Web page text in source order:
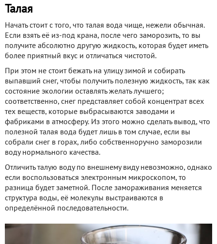
Талая
Начать стоит с того, что талая вода чище, нежели обычная.
Если взять её из-под крана, после чего заморозить, то вы
получите абсолютно другую жидкость, которая будет иметь
более приятный вкус и отличаться чистотой.
При этом не стоит бежать на улицу зимой и собирать
выпавший снег, чтобы получить полезную жидкость, так как
состояние экологии оставлять желать лучшего;
соответственно, снег представляет собой концентрат всех
тех веществ, которые выбрасываются заводами и
фабриками в атмосферу. Из этого можно сделать вывод, что
полезной талая вода будет лишь в том случае, если вы
собрали снег в горах, либо собственноручно заморозили
воду нормального качества.
Отличить талую воду по внешнему виду невозможно, однако
если воспользоваться электронным микроскопом, то
разница будет заметной. После замораживания меняется
структура воды, её молекулы выстраиваются в
определённой последовательности.